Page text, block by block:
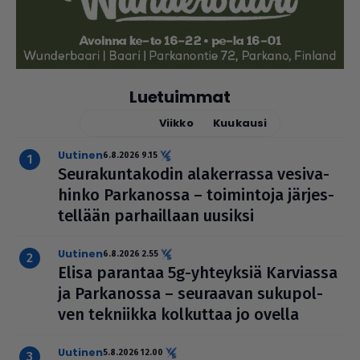
Luetuimmat
Viikko Kuukausi
uutinen6.8.2026 9.15
Seu­ra­kun­ta­ko­din ala­ker­rassa vesi­va­
hinko Par­ka­nossa – toi­min­toja jär­jes­
tel­lään par­hail­laan uusiksi
uutinen6.8.2026 2.55
Elisa parantaa 5g-yhteyksiä Karviassa
ja Par­ka­nossa – seuraavan suku­pol­
ven tekniikka kolkuttaa jo ovella
uutinen5.8.2026 12.00